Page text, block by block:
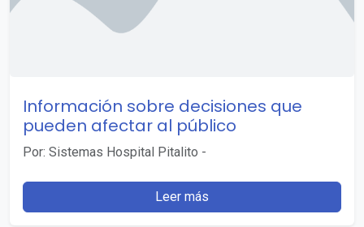
Información sobre decisiones que
pueden afectar al público
Por: Sistemas Hospital Pitalito -
Leer más